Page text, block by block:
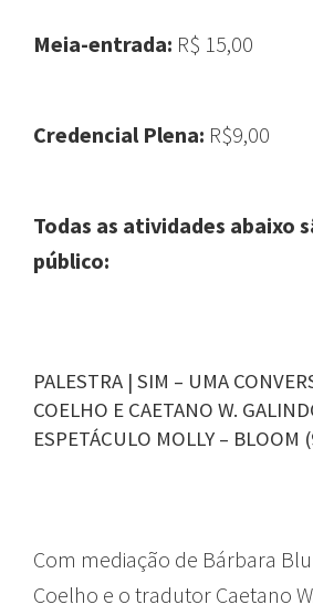
Meia-entrada: R$ 15,00
Credencial Plena: R$9,00
Todas as atividades abaixo
público:
PALESTRA | SIM – UMA
COELHO E CAETANO W.
ESPETÁCULO MOLLY – BLOOM
Com mediação de Bárbara
Coelho e o tradutor Caetano